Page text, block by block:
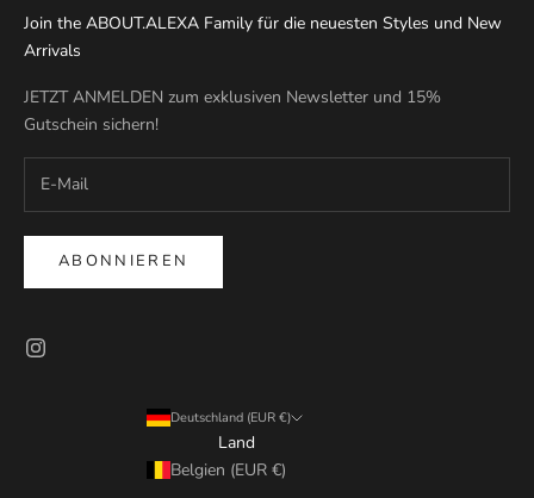
Join the ABOUT.ALEXA Family für die neuesten Styles und New
Arrivals
JETZT ANMELDEN zum exklusiven Newsletter und 15%
Gutschein sichern!
ABONNIEREN
Deutschland (EUR €)
Land
Belgien (EUR €)